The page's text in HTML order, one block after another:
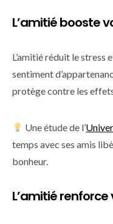
L’amitié booste
L’amitié réduit le stress
sentiment
protège contre les
Une étude de l’
temps avec ses amis
bonheur.
L’amitié